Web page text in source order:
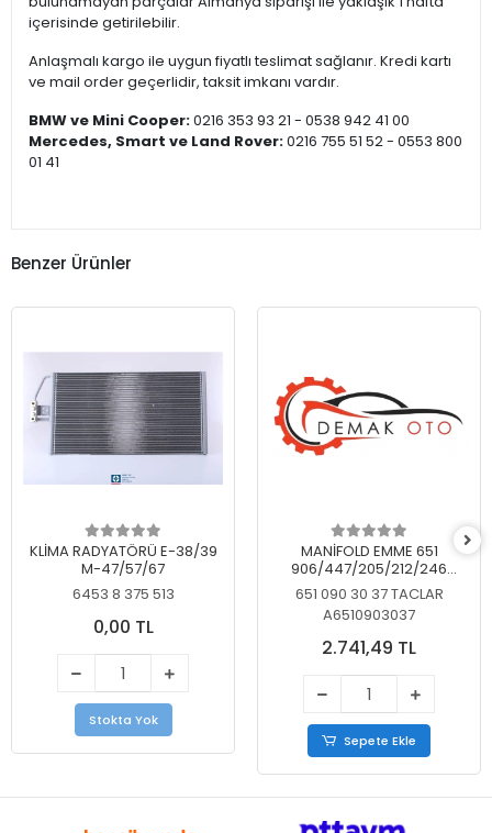
içerisinde getirilebilir.
Anlaşmalı kargo ile uygun fiyatlı teslimat sağlanır. Kredi kartı
ve mail order geçerlidir, taksit imkanı vardır.
BMW ve Mini Cooper:0216 353 93 21 - 0538 942 41 00
Mercedes, Smart ve Land Rover:0216 755 51 52 - 0553 800
01 41
Benzer Ürünler
KLİMA RADYATÖRÜ E-38/39
M-47/57/67
6453 8 375 513
0,00 TL
Stokta Yok
MANİFOLD EMME 651
906/447/205/212/246
KELEBEKSİZ
651 090 30 37 TACLAR
A6510903037
2.741,49 TL
Sepete Ekle